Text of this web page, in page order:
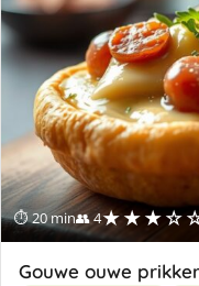
⏱ 20 min👥 4
Gouwe ouwe